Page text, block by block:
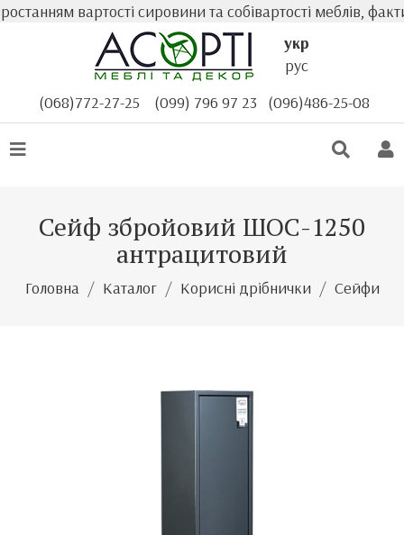
вартості сировини та собівартості меблів,
укр
рус
(068)772-27-25
(099) 796 97 23 (096)486-25-08
Сейф збройовий ШОС-1250
антрацитовий
Головна Каталог Корисні дрібнички Сейфи